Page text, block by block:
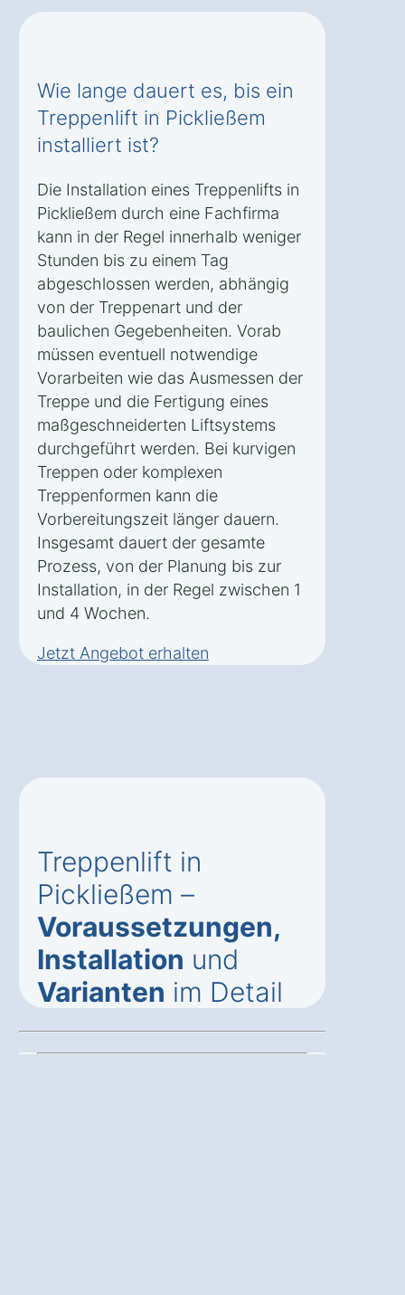
Wie lange dauert es, bis ein
Treppenlift in Pickließem
installiert ist?
Die Installation eines Treppenlifts in
Pickließem durch eine Fachfirma
kann in der Regel innerhalb weniger
Stunden bis zu einem Tag
abgeschlossen werden, abhängig
von der Treppenart und der
baulichen Gegebenheiten. Vorab
müssen eventuell notwendige
Vorarbeiten wie das Ausmessen der
Treppe und die Fertigung eines
maßgeschneiderten Liftsystems
durchgeführt werden. Bei kurvigen
Treppen oder komplexen
Treppenformen kann die
Vorbereitungszeit länger dauern.
Insgesamt dauert der gesamte
Prozess, von der Planung bis zur
Installation, in der Regel zwischen 1
und 4 Wochen.
Jetzt Angebot erhalten
Treppenlift in
Pickließem –
Voraussetzungen,
Installation und
Varianten im Detail